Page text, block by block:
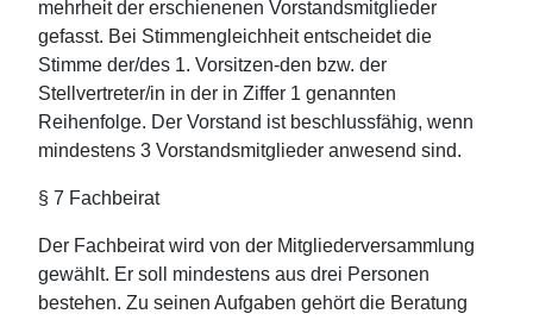
mehrheit der erschienenen Vorstandsmitglieder
gefasst. Bei Stimmengleichheit entscheidet die
Stimme der/des 1. Vorsitzen-den bzw. der
Stellvertreter/in in der in Ziffer 1 genannten
Reihenfolge. Der Vorstand ist beschlussfähig, wenn
mindestens 3 Vorstandsmitglieder anwesend sind.
§ 7 Fachbeirat
Der Fachbeirat wird von der Mitgliederversammlung
gewählt. Er soll mindestens aus drei Personen
bestehen. Zu seinen Aufgaben gehört die Beratung